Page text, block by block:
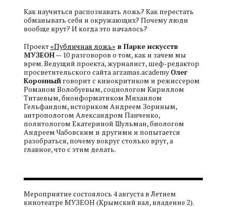
Как научиться распознавать ложь? Как перестать
обманывать себя и окружающих? Почему люди
вообще врут? И когда это началось?
Проект«Публичная ложь» в Парке искусств
МУЗЕОН— 10 разговоров о том, как и зачем мы
врем. Ведущий проекта, журналист, шеф-редактор
просветительского сайта arzamas.academy Олег
Коронныйговорит с кинокритиком и режиссером
Романом Волобуевым, социологом Кириллом
Титаевым, бионформатиком Михаилом
Гельфандом, историком Андреем Зориным,
антропологом Александром Панченко,
политологом Екатериной Шульман, биологом
Андреем Чабовским и другими и попытается
разобраться, почему вокруг столько врут, а
главное, что с этим делать.
Мероприятие состоялось 4 августа в Летнем
кинотеатре МУЗЕОН (Крымский вал, владение 2).